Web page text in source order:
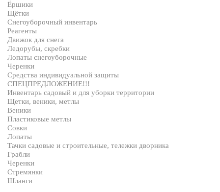
Ёршики
Щётки
Снегоуборочный инвентарь
Реагенты
Движок для снега
Ледорубы, скребки
Лопаты снегоуборочные
Черенки
Средства индивидуальной защиты
СПЕЦПРЕДЛОЖЕНИЕ!!!
Инвентарь садовый и для уборки территории
Щетки, веники, метлы
Веники
Пластиковые метлы
Совки
Лопаты
Тачки садовые и строительные, тележки дворника
Грабли
Черенки
Стремянки
Шланги